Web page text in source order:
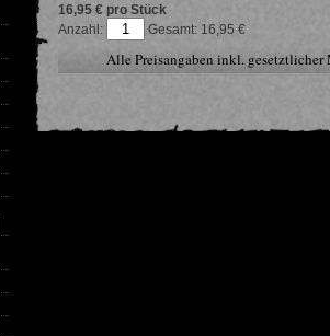
16,95 € pro Stück
Anzahl:
16,95
Alle Preisangaben inkl.